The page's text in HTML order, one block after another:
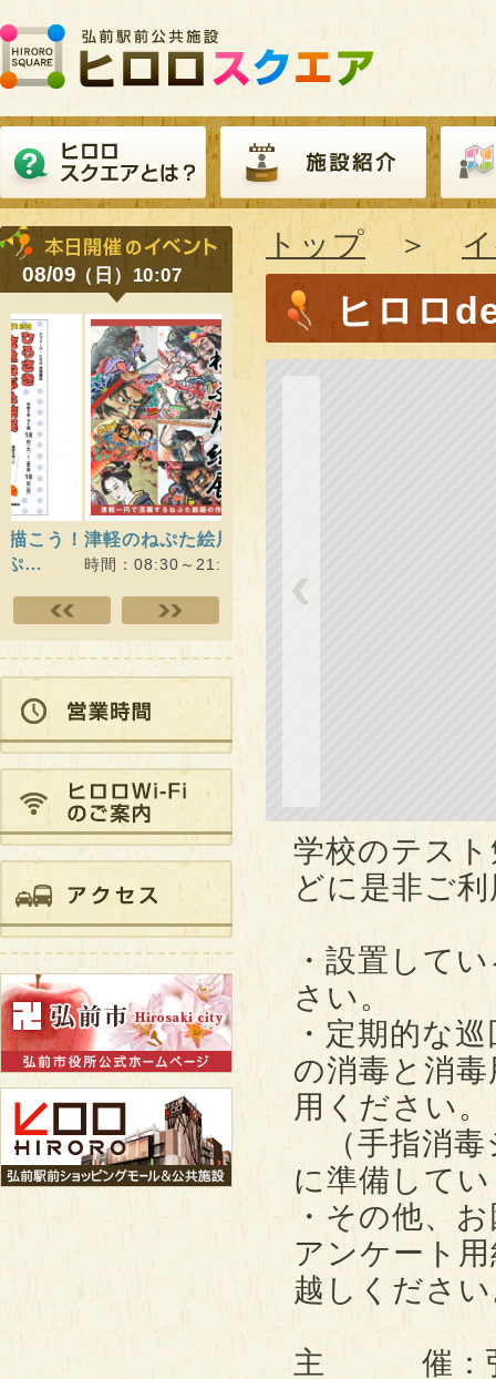
トップ＞
ヒロロ
学校のテス
どに是非ご
・設置して
さい。
・定期的な
の消毒と消
用ください。
（手指消毒
に準備して
・その他、
アンケート
越しくださ
主 催：弘
08/09（日）10:07
津軽のねぷた絵展
時間：08:30～21:00
時間：09:00～21:00